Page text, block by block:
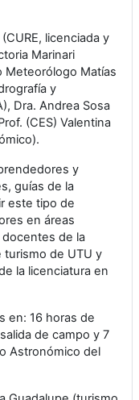
licenciada y
Marinari
Meteorólogo Matías
y
Dra. Andrea Sosa
(CES) Valentina
y
guías de la
este tipo de
en áreas
de la
de UTU y
la licenciatura en
en: 16 horas de
de campo y 7
Astronómico del